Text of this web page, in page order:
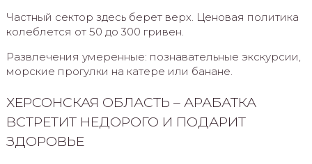
Частный сектор здесь берет верх. Ценовая политика
колеблется от 50 до 300 гривен.
Развлечения умеренные: познавательные экскурсии,
морские прогулки на катере или банане.
ХЕРСОНСКАЯ ОБЛАСТЬ – АРАБАТКА
ВСТРЕТИТ НЕДОРОГО И ПОДАРИТ
ЗДОРОВЬЕ